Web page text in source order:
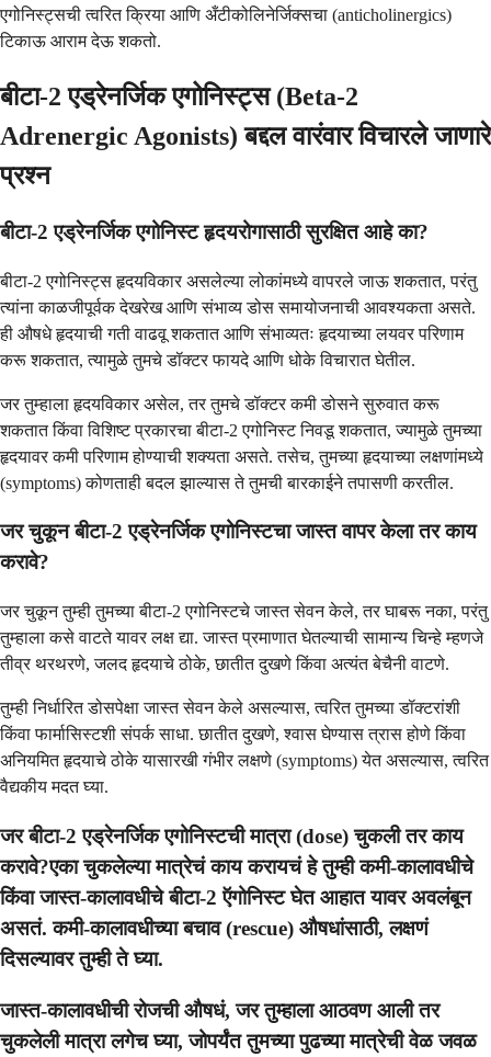
एगोनिस्ट्सची त्वरित क्रिया आणि अँटीकोलिनेर्जिक्सचा (anticholinergics)
टिकाऊ आराम देऊ शकतो.
बीटा-2 एड्रेनर्जिक एगोनिस्ट्स (Beta-2
Adrenergic Agonists) बद्दल वारंवार विचारले जाणारे
प्रश्न
बीटा-2 एड्रेनर्जिक एगोनिस्ट हृदयरोगासाठी सुरक्षित आहे का?
बीटा-2 एगोनिस्ट्स हृदयविकार असलेल्या लोकांमध्ये वापरले जाऊ शकतात, परंतु
त्यांना काळजीपूर्वक देखरेख आणि संभाव्य डोस समायोजनाची आवश्यकता असते.
ही औषधे हृदयाची गती वाढवू शकतात आणि संभाव्यतः हृदयाच्या लयवर परिणाम
करू शकतात, त्यामुळे तुमचे डॉक्टर फायदे आणि धोके विचारात घेतील.
जर तुम्हाला हृदयविकार असेल, तर तुमचे डॉक्टर कमी डोसने सुरुवात करू
शकतात किंवा विशिष्ट प्रकारचा बीटा-2 एगोनिस्ट निवडू शकतात, ज्यामुळे तुमच्या
हृदयावर कमी परिणाम होण्याची शक्यता असते. तसेच, तुमच्या हृदयाच्या लक्षणांमध्ये
(symptoms) कोणताही बदल झाल्यास ते तुमची बारकाईने तपासणी करतील.
जर चुकून बीटा-2 एड्रेनर्जिक एगोनिस्टचा जास्त वापर केला तर काय
करावे?
जर चुकून तुम्ही तुमच्या बीटा-2 एगोनिस्टचे जास्त सेवन केले, तर घाबरू नका, परंतु
तुम्हाला कसे वाटते यावर लक्ष द्या. जास्त प्रमाणात घेतल्याची सामान्य चिन्हे म्हणजे
तीव्र थरथरणे, जलद हृदयाचे ठोके, छातीत दुखणे किंवा अत्यंत बेचैनी वाटणे.
तुम्ही निर्धारित डोसपेक्षा जास्त सेवन केले असल्यास, त्वरित तुमच्या डॉक्टरांशी
किंवा फार्मासिस्टशी संपर्क साधा. छातीत दुखणे, श्वास घेण्यास त्रास होणे किंवा
अनियमित हृदयाचे ठोके यासारखी गंभीर लक्षणे (symptoms) येत असल्यास, त्वरित
वैद्यकीय मदत घ्या.
जर बीटा-2 एड्रेनर्जिक एगोनिस्टची मात्रा (dose) चुकली तर काय
करावे?एका चुकलेल्या मात्रेचं काय करायचं हे तुम्ही कमी-कालावधीचे
किंवा जास्त-कालावधीचे बीटा-2 ऍगोनिस्ट घेत आहात यावर अवलंबून
असतं. कमी-कालावधीच्या बचाव (rescue) औषधांसाठी, लक्षणं
दिसल्यावर तुम्ही ते घ्या.
जास्त-कालावधीची रोजची औषधं, जर तुम्हाला आठवण आली तर
चुकलेली मात्रा लगेच घ्या, जोपर्यंत तुमच्या पुढच्या मात्रेची वेळ जवळ